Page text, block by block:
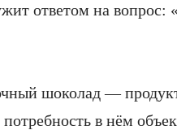
ответом на вопрос:
шоколад —
в нём